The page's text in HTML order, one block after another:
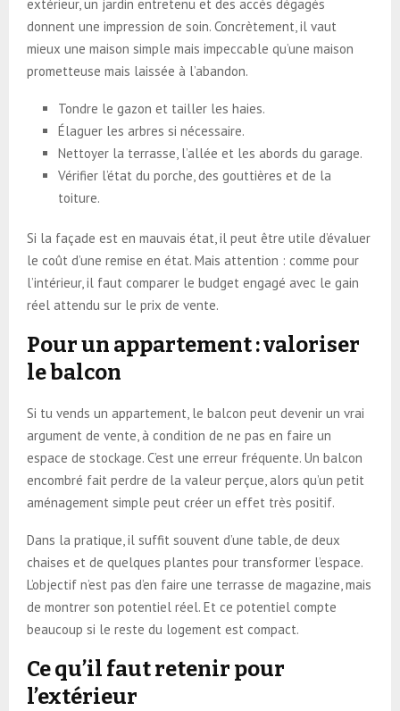
extérieur, un jardin entretenu et des accès dégagés
donnent une impression de soin. Concrètement, il vaut
mieux une maison simple mais impeccable qu’une maison
prometteuse mais laissée à l’abandon.
Tondre le gazon et tailler les haies.
Élaguer les arbres si nécessaire.
Nettoyer la terrasse, l’allée et les abords du garage.
Vérifier l’état du porche, des gouttières et de la
toiture.
Si la façade est en mauvais état, il peut être utile d’évaluer
le coût d’une remise en état. Mais attention : comme pour
l’intérieur, il faut comparer le budget engagé avec le gain
réel attendu sur le prix de vente.
Pour un appartement : valoriser
le balcon
Si tu vends un appartement, le balcon peut devenir un vrai
argument de vente, à condition de ne pas en faire un
espace de stockage. C’est une erreur fréquente. Un balcon
encombré fait perdre de la valeur perçue, alors qu’un petit
aménagement simple peut créer un effet très positif.
Dans la pratique, il suffit souvent d’une table, de deux
chaises et de quelques plantes pour transformer l’espace.
L’objectif n’est pas d’en faire une terrasse de magazine, mais
de montrer son potentiel réel. Et ce potentiel compte
beaucoup si le reste du logement est compact.
Ce qu’il faut retenir pour
l’extérieur